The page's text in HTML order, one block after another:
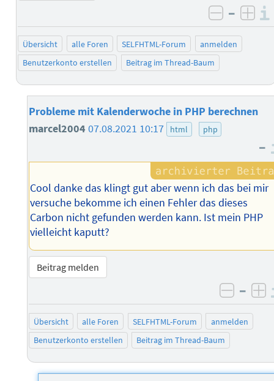
negativ
–
Übersicht alle Foren SELFHTML-Forum
anmelden
Benutzerkonto erstellen
Beitrag im Thread-Baum
Probleme mit Kalenderwoche in PHP berechnen
marcel2004 07.08.2021 10:17 html php
–
Cool danke das klingt gut aber wenn ich das bei mir
versuche bekomme ich einen Fehler das dieses
Carbon nicht gefunden werden kann. Ist mein PHP
vielleicht kaputt?
Beitrag melden
–
Übersicht alle Foren SELFHTML-Forum
anmelden
Benutzerkonto erstellen
Beitrag im Thread-Baum